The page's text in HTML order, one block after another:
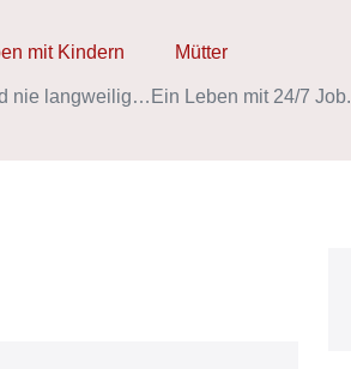
mit Kindern
nie langweilig…
Mütter
Ein Leben mit 24/7 Job.